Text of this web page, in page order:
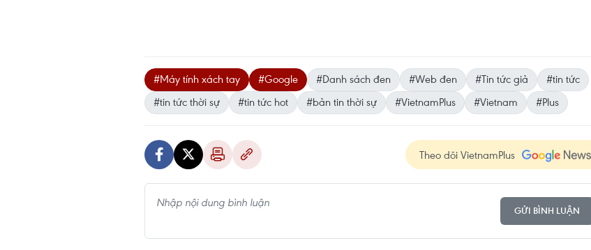
#Máy tính xách tay #Google #Danh sách đen #Web đen #Tin tức giả
#tin tức
#tin tức thời sự
#tin tức hot #bản tin thời sự #VietnamPlus #Vietnam #Plus
Theo dõi VietnamPlus
GỬI BÌNH LUẬN